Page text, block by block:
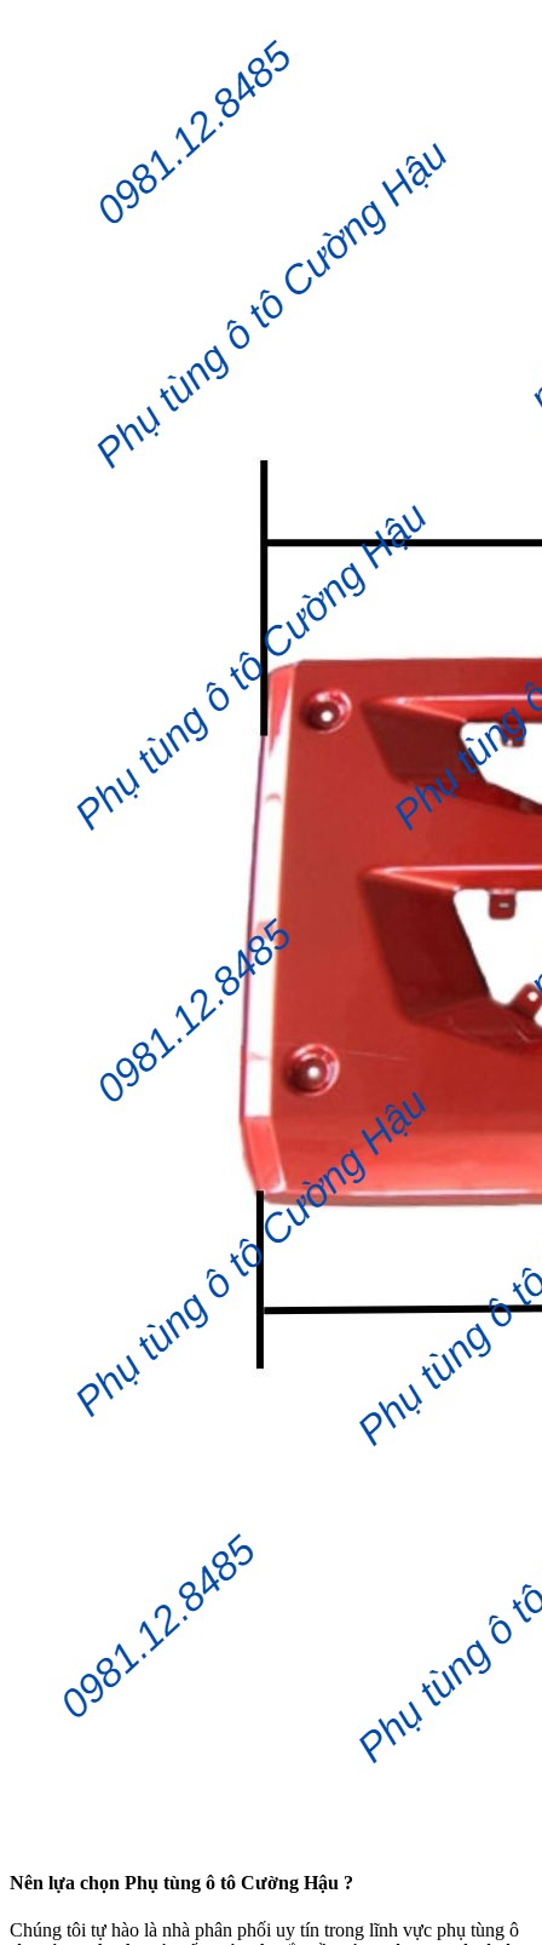
Nên lựa chọn Phụ tùng ô tô Cường Hậu ?
Chúng tôi tự hào là nhà phân phối uy tín trong lĩnh vực phụ tùng ô